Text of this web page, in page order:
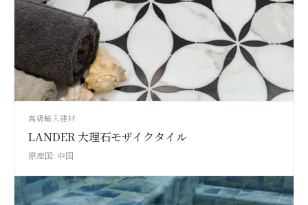
高級輸入建材
LANDER 大理石モザイクタイル
原産国: 中国